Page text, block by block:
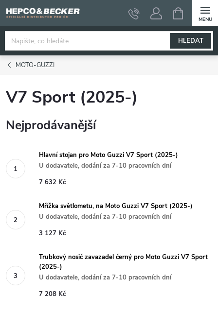
na
obsah
HLEDAT
NÁKUPNÍ
KOŠÍK
MOTO-GUZZI
V7 Sport (2025-)
Nejprodávanější
Hlavní stojan pro Moto Guzzi V7 Sport (2025-)
U dodavatele, dodání za 7-10 pracovních dní
7 632 Kč
Mřížka světlometu, na Moto Guzzi V7 Sport (2025-)
U dodavatele, dodání za 7-10 pracovních dní
3 127 Kč
Trubkový nosič zavazadel černý pro Moto Guzzi V7 Sport
(2025-)
U dodavatele, dodání za 7-10 pracovních dní
7 208 Kč